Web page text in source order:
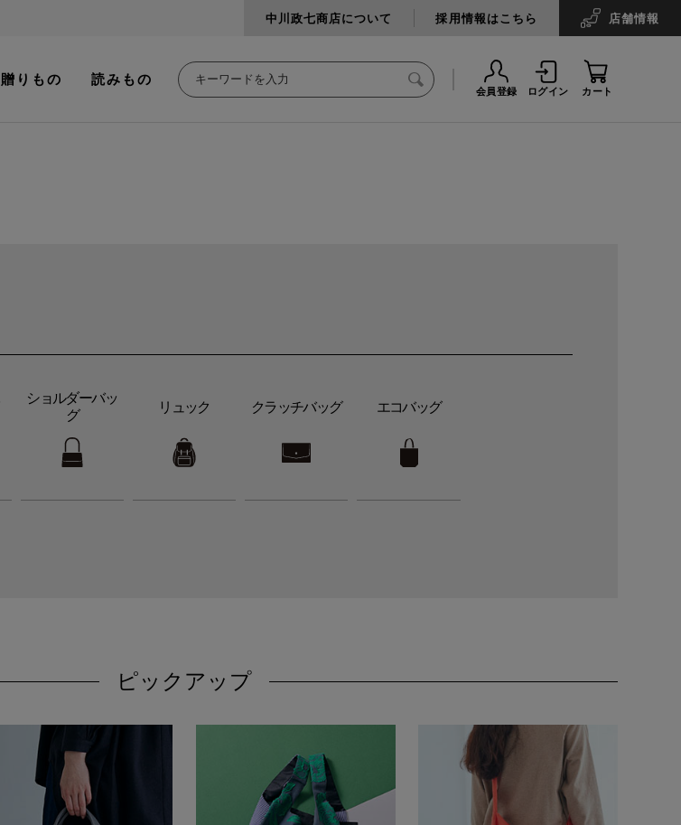
中川政七商店について 採用情報はこちら 店舗情報
贈りもの 読みもの
会員登録 ログイン カート
ショルダーバッ
グ
リュック クラッチバッグ エコバッグ
ピックアップ